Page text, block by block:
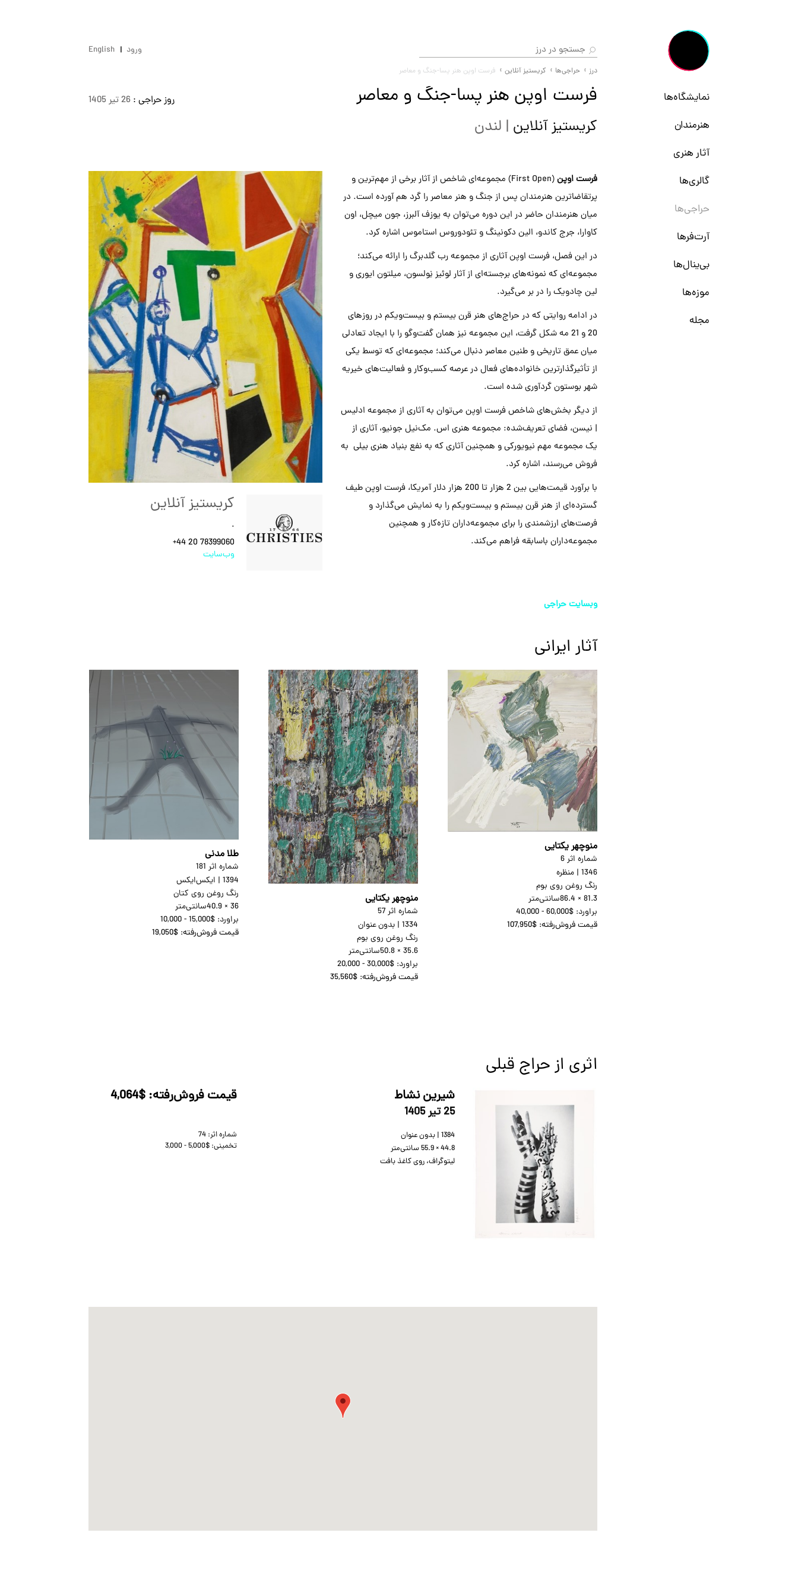
ورود English
نمایشگاه‌ها
هنرمندان
آثار هنری
گالری‌ها
حراجی‌ها
آرت‌فرها
بی‌ینال‌ها
موزه‌ها
مجله
درز حراجی‌ها کریستیز آنلاین فرست اوپن هنر پسا-جنگ و معاصر
فرست اوپن هنر پسا-جنگ و معاصر
کریستیز آنلاین | لندن
روز حراجی : 26 تير 1405
کریستیز آنلاین
.
+44 20 78399060
وب‌سایت
فرست اوپن
(First Open) مجموعه‌ای شاخص از آثار برخی از مهم‌ترین و
پرتقاضاترین هنرمندان پس از جنگ و هنر معاصر را گرد هم آورده است. در
میان هنرمندان حاضر در این دوره می‌توان به یوزف آلبرز، جون میچل، اون
کاوارا، جرج کاندو، الین دکونینگ و تئودوروس استاموس اشاره کرد.
در این فصل، فرست اوپن آثاری از مجموعه رب گلدبرگ را ارائه می‌کند؛
مجموعه‌ای که نمونه‌های برجسته‌ای از آثار لوئیز نِولسون، میلتون ایوری و
لین چادویک را در بر می‌گیرد.
در ادامه روایتی که در حراج‌های هنر قرن بیستم و بیست‌ویکم در روزهای
20 و 21 مه شکل گرفت، این مجموعه نیز همان گفت‌وگو را با ایجاد تعادلی
میان عمق تاریخی و طنین معاصر دنبال می‌کند؛ مجموعه‌ای که توسط یکی
از تأثیرگذارترین خانواده‌های فعال در عرصه کسب‌وکار و فعالیت‌های خیریه
شهر بوستون گردآوری شده است.
از دیگر بخش‌های شاخص فرست اوپن می‌توان به آثاری از مجموعه ادلیس
| نیسن، فضای تعریف‌شده: مجموعه هنری اس. مک‌نیل جونیو، آثاری از
یک مجموعه مهم نیویورکی و همچنین آثاری که به نفع بنیاد هنری بیلی به
فروش می‌رسند، اشاره کرد.
با برآورد قیمت‌هایی بین 2 هزار تا 200 هزار دلار آمریکا، فرست اوپن طیف
گسترده‌ای از هنر قرن بیستم و بیست‌ویکم را به نمایش می‌گذارد و
فرصت‌های ارزشمندی را برای مجموعه‌داران تازه‌کار و همچنین
مجموعه‌داران باسابقه فراهم می‌کند.
وبسایت حراجی
آثار ایرانی
منوچهر یکتایی
شماره اثر 6
1346
| منظره
رنگ روغن روی بوم
86.4 × 81.3سانتی‌متر
براورد: 40,000 - 60,000$
قیمت فروش‌رفته: 107,950$
منوچهر یکتایی
شماره اثر 57
1334
| بدون عنوان
رنگ روغن روی بوم
50.8 × 35.6سانتی‌متر
براورد: 20,000 - 30,000$
قیمت فروش‌رفته: 35,560$
طلا مدنی
شماره اثر 181
1394
| ایکس‌ایکس
رنگ روغن روی کتان
40.9 × 36سانتی‌متر
براورد:10,000 - 15,000$
قیمت فروش‌رفته:19,050$
اثری از حراج قبلی
شیرین نشاط
25 تير 1405
قیمت فروش‌رفته: 4,064$
1384 | بدون عنوان
55.9 × 44.8 سانتی‌متر
لیتوگراف، روی کاغذ بافت
شماره اثر: 74
تخمینی: 3,000 - 5,000$